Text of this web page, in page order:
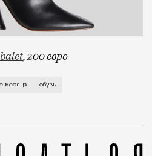
, 200 евро
общее
месяца обувь